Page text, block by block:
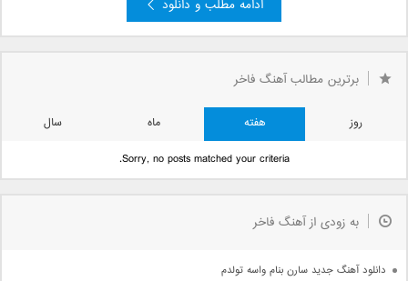
ادامه مطلب و دانلود
برترین مطالب آهنگ فاخر
روز هفته ماه
سال
Sorry, no posts matched your criteria.
به زودی از آهنگ فاخر
دانلود آهنگ جدید سارن بنام واسه تولدم